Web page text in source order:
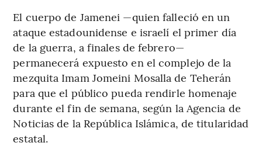
El cuerpo de Jamenei —quien falleció en un
ataque estadounidense e israelí el primer día
de la guerra, a finales de febrero—
permanecerá expuesto en el complejo de la
mezquita Imam Jomeini Mosalla de Teherán
para que el público pueda rendirle homenaje
durante el fin de semana, según la Agencia de
Noticias de la República Islámica, de titularidad
estatal.